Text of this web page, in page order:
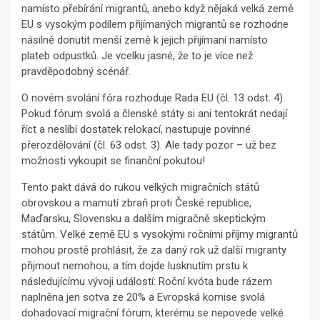
namísto přebírání migrantů, anebo když nějaká velká země
EU s vysokým podílem přijímaných migrantů se rozhodne
násilně donutit menší země k jejich přijímaní namísto
plateb odpustků. Je vcelku jasné, že to je více než
pravděpodobný scénář.
O novém svolání fóra rozhoduje Rada EU (čl. 13 odst. 4).
Pokud fórum svolá a členské státy si ani tentokrát nedají
říct a neslíbí dostatek relokací, nastupuje povinné
přerozdělování (čl. 63 odst. 3). Ale tady pozor – už bez
možnosti vykoupit se finanční pokutou!
Tento pakt dává do rukou velkých migračních států
obrovskou a mamutí zbraň proti České republice,
Maďarsku, Slovensku a dalším migračně skeptickým
státům. Velké země EU s vysokými ročními příjmy migrantů
mohou prostě prohlásit, že za daný rok už další migranty
přijmout nemohou, a tím dojde lusknutím prstu k
následujícímu vývoji událostí: Roční kvóta bude rázem
naplněna jen sotva ze 20% a Evropská komise svolá
dohadovací migrační fórum, kterému se nepovede velké